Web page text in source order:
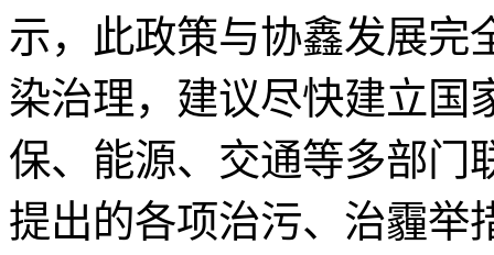
示，此政策与协鑫发展完
染治理，建议尽快建立国
保、能源、交通等多部门
提出的各项治污、治霾举